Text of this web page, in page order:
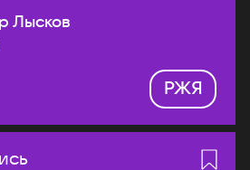
Лысков
РЖЯ